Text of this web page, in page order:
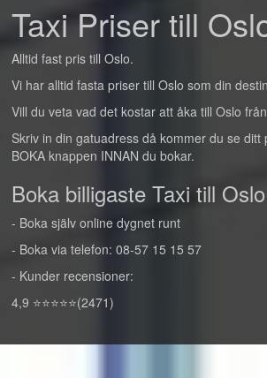
Taxi Priser till
Alltid fast pris till Oslo.
Vi har alltid fasta priser till Oslo som din
Vill du veta vad det kostar att åka till Oslo
Skriv in din gatuadress då kommer du se ditt
BOKA knappen INNAN du bokar.
Boka billigaste Taxi till
- Boka själv online dygnet runt
- Boka via telefon: 08-57 15 15 57
- Kunder recensioner:
4,9 ⭐⭐⭐⭐⭐(2471)